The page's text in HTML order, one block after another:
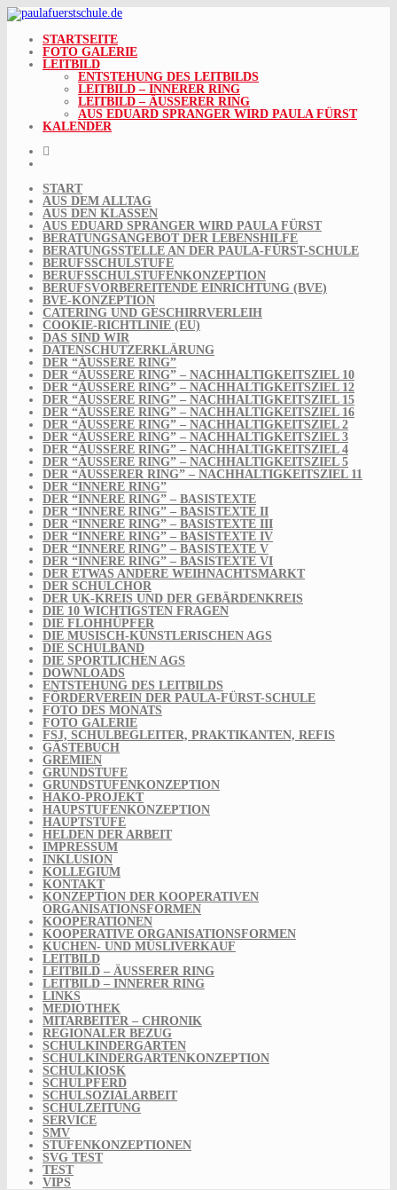
Skip
to
content STARTSEITE
FOTO GALERIE
LEITBILD
ENTSTEHUNG DES LEITBILDS
LEITBILD – INNERER RING
LEITBILD – ÄUSSERER RING
AUS EDUARD SPRANGER WIRD PAULA FÜRST
KALENDER
START
AUS DEM ALLTAG
AUS DEN KLASSEN
AUS EDUARD SPRANGER WIRD PAULA FÜRST
BERATUNGSANGEBOT DER LEBENSHILFE
BERATUNGSSTELLE AN DER PAULA-FÜRST-SCHULE
BERUFSSCHULSTUFE
BERUFSSCHULSTUFENKONZEPTION
BERUFSVORBEREITENDE EINRICHTUNG (BVE)
BVE-KONZEPTION
CATERING UND GESCHIRRVERLEIH
COOKIE-RICHTLINIE (EU)
DAS SIND WIR
DATENSCHUTZERKLÄRUNG
DER “ÄUSSERE RING”
DER “ÄUSSERE RING” – NACHHALTIGKEITSZIEL 10
DER “ÄUSSERE RING” – NACHHALTIGKEITSZIEL 12
DER “ÄUSSERE RING” – NACHHALTIGKEITSZIEL 15
DER “ÄUSSERE RING” – NACHHALTIGKEITSZIEL 16
DER “ÄUSSERE RING” – NACHHALTIGKEITSZIEL 2
DER “ÄUSSERE RING” – NACHHALTIGKEITSZIEL 3
DER “ÄUSSERE RING” – NACHHALTIGKEITSZIEL 4
DER “ÄUSSERE RING” – NACHHALTIGKEITSZIEL 5
DER “ÄUSSERER RING” – NACHHALTIGKEITSZIEL 11
DER “INNERE RING”
DER “INNERE RING” – BASISTEXTE
DER “INNERE RING” – BASISTEXTE II
DER “INNERE RING” – BASISTEXTE III
DER “INNERE RING” – BASISTEXTE IV
DER “INNERE RING” – BASISTEXTE V
DER “INNERE RING” – BASISTEXTE VI
DER ETWAS ANDERE WEIHNACHTSMARKT
DER SCHULCHOR
DER UK-KREIS UND DER GEBÄRDENKREIS
DIE 10 WICHTIGSTEN FRAGEN
DIE FLOHHÜPFER
DIE MUSISCH-KÜNSTLERISCHEN AGS
DIE SCHULBAND
DIE SPORTLICHEN AGS
DOWNLOADS
ENTSTEHUNG DES LEITBILDS
FÖRDERVEREIN DER PAULA-FÜRST-SCHULE
FOTO DES MONATS
FOTO GALERIE
FSJ, SCHULBEGLEITER, PRAKTIKANTEN, REFIS
GÄSTEBUCH
GREMIEN
GRUNDSTUFE
GRUNDSTUFENKONZEPTION
HAKO-PROJEKT
HAUPSTUFENKONZEPTION
HAUPTSTUFE
HELDEN DER ARBEIT
IMPRESSUM
INKLUSION
KOLLEGIUM
KONTAKT
KONZEPTION DER KOOPERATIVEN
ORGANISATIONSFORMEN
KOOPERATIONEN
KOOPERATIVE ORGANISATIONSFORMEN
KUCHEN- UND MÜSLIVERKAUF
LEITBILD
LEITBILD – ÄUSSERER RING
LEITBILD – INNERER RING
LINKS
MEDIOTHEK
MITARBEITER – CHRONIK
REGIONALER BEZUG
SCHULKINDERGARTEN
SCHULKINDERGARTENKONZEPTION
SCHULKIOSK
SCHULPFERD
SCHULSOZIALARBEIT
SCHULZEITUNG
SERVICE
SMV
STUFENKONZEPTIONEN
SVG TEST
TEST
VIPS